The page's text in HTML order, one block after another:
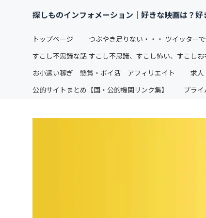
探しものインフォメーション｜好きな映画は？
トップページ つぶやき足りない・・・ ツイッター
すこし不思議な話 すこし不思議、すこし怖い、すこし
お小遣い稼ぎ 懸賞・ポイ活 アフィリエイト
求人
公的サイトまとめ【国・公的機関リンク集】
プラ